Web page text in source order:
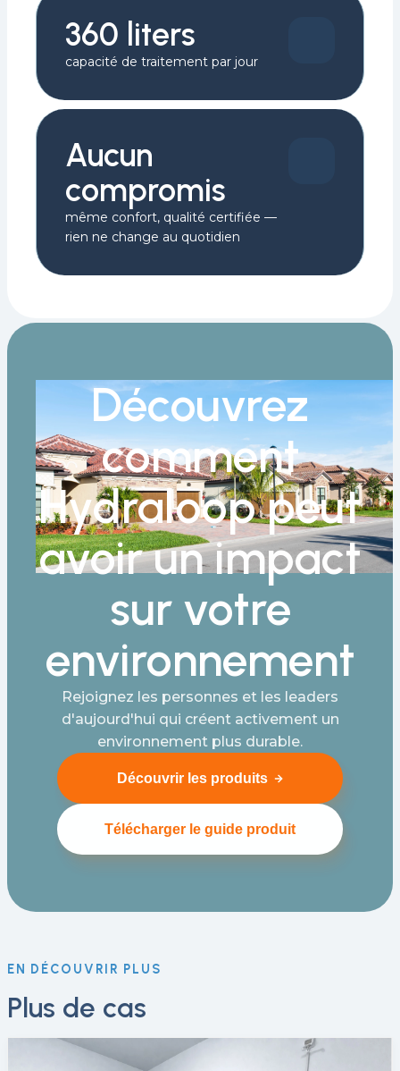
360 liters
capacité de traitement par jour
Aucun
compromis
même confort, qualité certifiée —
rien ne change au quotidien
Découvrez
comment
Hydraloop peut
avoir un impact
sur votre
environnement
Rejoignez les personnes et les leaders
d'aujourd'hui qui créent activement un
environnement plus durable.
Découvrir les produits
Télécharger le guide produit
EN DÉCOUVRIR PLUS
Plus de cas